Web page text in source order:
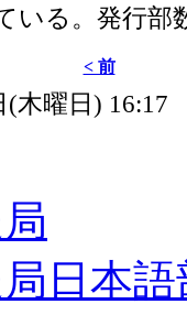
いる。発行部
< 前
(木曜日) 16:17
日本語